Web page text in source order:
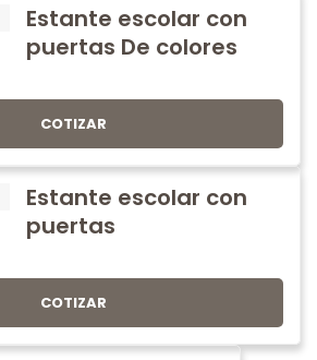
Estante escolar con
puertas De colores
COTIZAR
Estante escolar con
puertas
COTIZAR